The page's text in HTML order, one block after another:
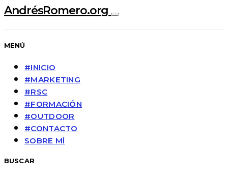
AndrésRomero.org
MENÚ
#INICIO
#MARKETING
#RSC
#FORMACIÓN
#OUTDOOR
#CONTACTO
SOBRE MÍ
BUSCAR